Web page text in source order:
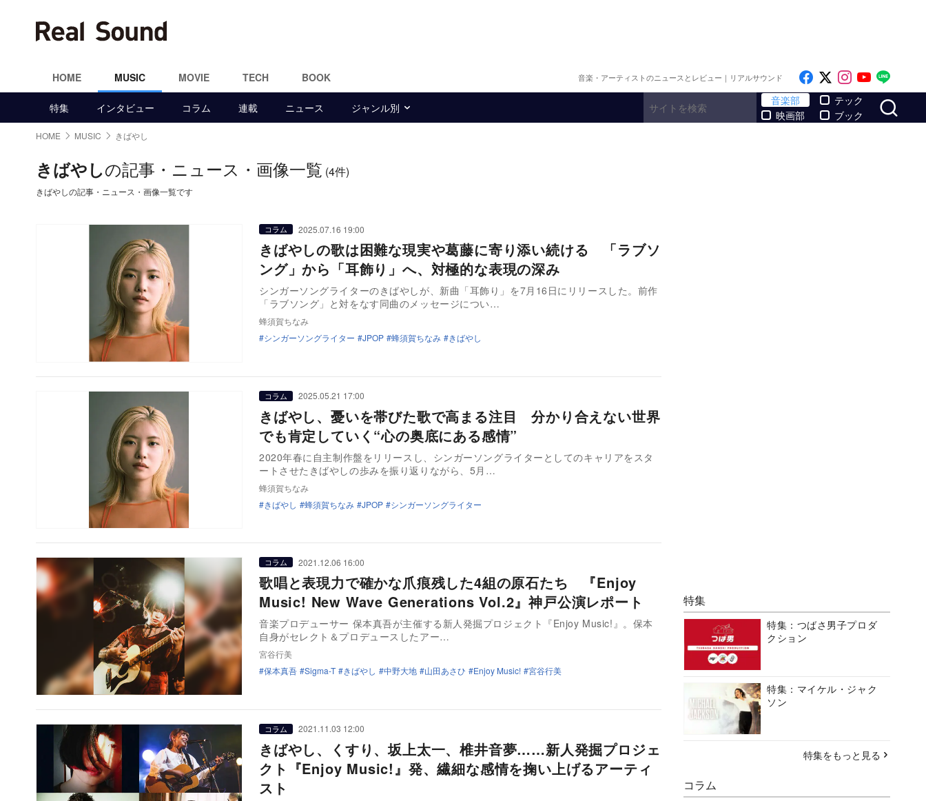
HOME MUSIC MOVIE TECH BOOK 音楽・アーティストのニュースとレビュー｜リアルサウンド Like on Facebook
Follow on x
Follow on
Follow
特集 インタビュー コラム 連載 ニュース ジャンル別
音楽部
映画部
テック
ブック
HOME MUSIC きばやし
きばやしの記事・ニュース・画像一覧 (4件)
きばやしの記事・ニュース・画像一覧です
コラム 2025.07.16 19:00
きばやしの歌は困難な現実や葛藤に寄り添い続ける 「ラブソ
ング」から「耳飾り」へ、対極的な表現の深み
シンガーソングライターのきばやしが、新曲「耳飾り」を7月16日にリリースした。前作
「ラブソング」と対をなす同曲のメッセージについ…
蜂須賀ちなみ
シンガーソングライター
JPOP 蜂須賀ちなみ きばやし
コラム 2025.05.21 17:00
きばやし、憂いを帯びた歌で高まる注目 分かり合えない世界
でも肯定していく“心の奥底にある感情”
2020年春に自主制作盤をリリースし、シンガーソングライターとしてのキャリアをスタ
ートさせたきばやしの歩みを振り返りながら、5月…
蜂須賀ちなみ
きばやし
蜂須賀ちなみ JPOP シンガーソングライター
コラム 2021.12.06 16:00
歌唱と表現力で確かな爪痕残した4組の原石たち 『Enjoy
Music! New Wave Generations Vol.2』神戸公演レポート
音楽プロデューサー 保本真吾が主催する新人発掘プロジェクト『Enjoy Music!』。保本
自身がセレクト＆プロデュースしたアー…
宮谷行美
保本真吾
Sigma-T きばやし 中野大地 山田あさひ Enjoy Music! 宮谷行美
コラム 2021.11.03 12:00
きばやし、くすり、坂上太一、椎井音夢……新人発掘プロジェ
クト『Enjoy Music!』発、繊細な感情を掬い上げるアーティ
スト
特集
特集：つばさ男子プロダ
クション
特集：マイケル・ジャク
ソン
特集をもっと見る
コラム